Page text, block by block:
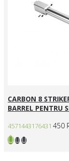
CARBON 8
BARREL PENTRU
4571443176431 450